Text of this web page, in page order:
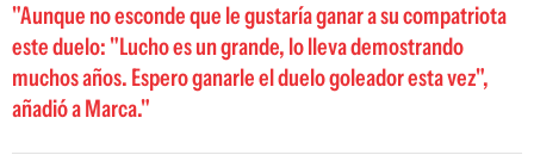
Aunque no esconde que le gustaría ganar a su compatriota
este duelo: "Lucho es un grande, lo lleva demostrando
muchos años. Espero ganarle el duelo goleador esta vez",
añadió a Marca.